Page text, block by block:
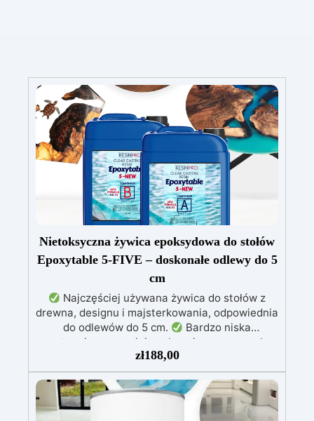
Nietoksyczna żywica epoksydowa do stołów
Epoxytable 5-FIVE – doskonałe odlewy do 5
cm
Najczęściej używana żywica do stołów z
drewna, designu i majsterkowania, odpowiednia
do odlewów do 5 cm.
Bardzo niska
egzotermia zapewniająca bezpieczną pracę bez
Odporna na zarysowania i
żółknięcie dzięki filtrom UV i wysokiej jakości
mechanicznej.
Niska lepkość, eliminująca
pęcherzyki powietrza i zapewniająca gładkie
wykończenie.
Bezpieczna i nietoksyczna,
zł188,00